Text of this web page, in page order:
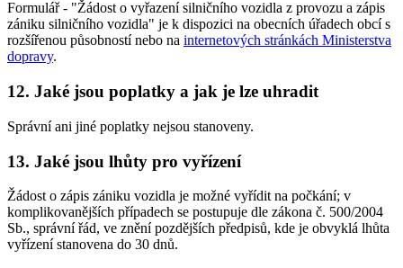
Formulář - "Žádost o vyřazení silničního vozidla z provozu a zápis
zániku silničního vozidla" je k dispozici na obecních úřadech obcí s
rozšířenou působností nebo na internetových stránkách Ministerstva
dopravy.
12. Jaké jsou poplatky a jak je lze uhradit
Správní ani jiné poplatky nejsou stanoveny.
13. Jaké jsou lhůty pro vyřízení
Žádost o zápis zániku vozidla je možné vyřídit na počkání; v
komplikovanějších případech se postupuje dle zákona č. 500/2004
Sb., správní řád, ve znění pozdějších předpisů, kde je obvyklá lhůta
vyřízení stanovena do 30 dnů.